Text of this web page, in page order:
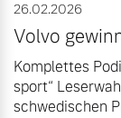
26.02.2026
Volvo
Komplettes
sport“
schwedischen